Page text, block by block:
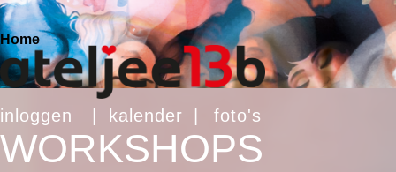
inloggen kalender foto's
WORKSHOPS
Home